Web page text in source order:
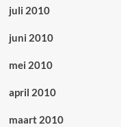
juli 2010
juni 2010
mei 2010
april 2010
maart 2010